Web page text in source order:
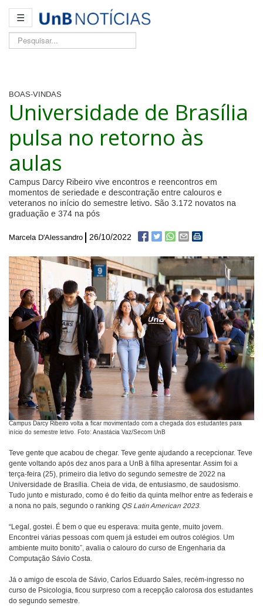
☰
Pesquisar...
BOAS-VINDAS
Universidade de Brasília
pulsa no retorno às
aulas
Campus Darcy Ribeiro vive encontros e reencontros em
momentos de seriedade e descontração entre calouros e
veteranos no início do semestre letivo. São 3.172 novatos na
graduação e 374 na pós
Marcela D'Alessandro 26/10/2022
Campus Darcy Ribeiro volta a ficar movimentado com a chegada dos estudantes para
início do semestre letivo. Foto: Anastácia Vaz/Secom UnB
Teve gente que acabou de chegar. Teve gente ajudando a recepcionar. Teve
gente voltando após dez anos para a UnB à filha apresentar. Assim foi a
terça-feira (25), primeiro dia letivo do segundo semestre de 2022 na
Universidade de Brasília. Cheia de vida, de entusiasmo, de saudosismo.
Tudo junto e misturado, como é do feitio da quinta melhor entre as federais e
a nona no país, segundo o ranking QS Latin American 2023.
“Legal, gostei. É bem o que eu esperava: muita gente, muito jovem.
Encontrei várias pessoas com quem já estudei em outros colégios. Um
ambiente muito bonito”, avalia o calouro do curso de Engenharia da
Computação Sávio Costa.
Já o amigo de escola de Sávio, Carlos Eduardo Sales, recém-ingresso no
curso de Psicologia, ficou surpreso com a recepção calorosa dos estudantes
do segundo semestre.